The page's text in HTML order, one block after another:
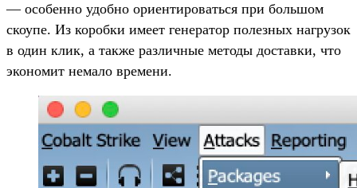
— особенно удобно ориентироваться при большом
скоупе. Из коробки имеет генератор полезных нагрузок
в один клик, а также различные методы доставки, что
экономит немало времени.